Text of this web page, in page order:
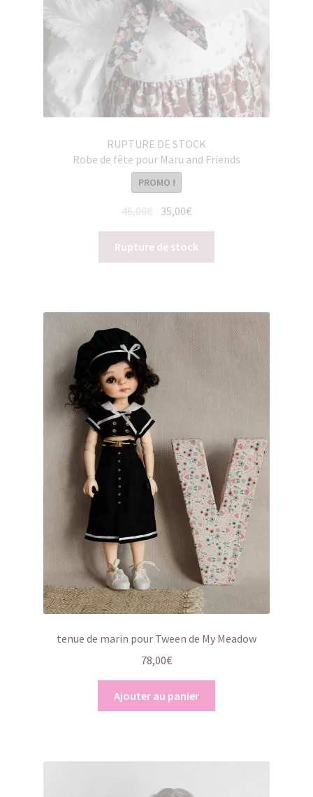
RUPTURE DE STOCK
Robe de fête pour Maru and Friends
PROMO !
46,00€ Le
initial
était :
35,00€Le
actuel
est :
Rupture de stock
tenue de marin pour Tween de My Meadow
78,00€
Ajouter au panier